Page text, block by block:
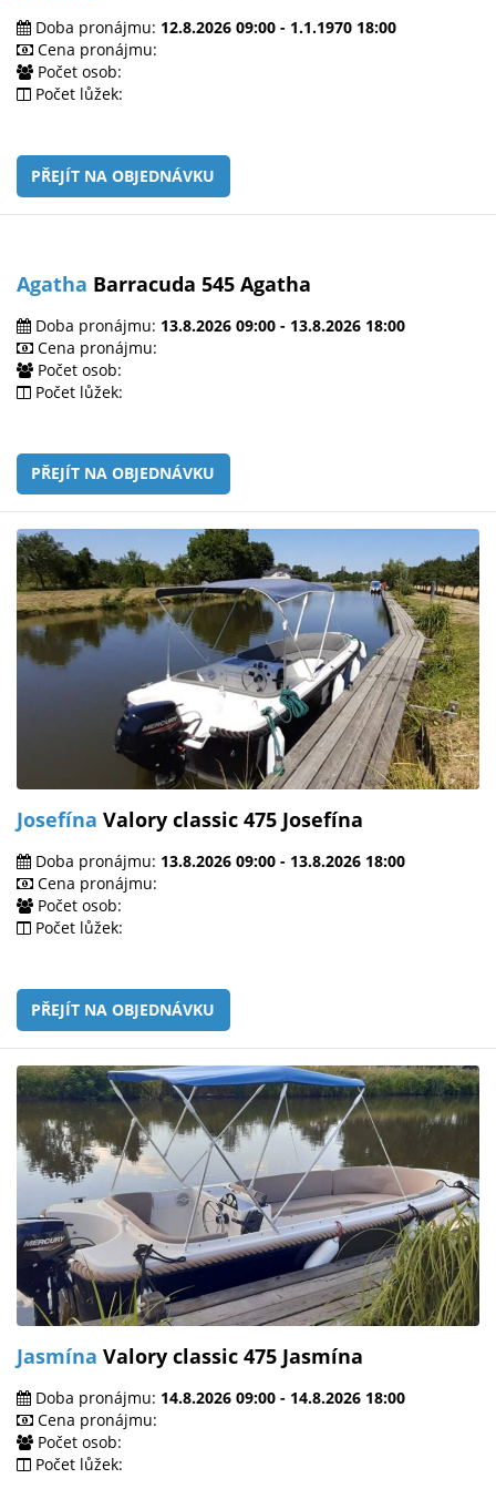
Doba pronájmu: 12.8.2026 09:00 - 1.1.1970 18:00
Cena pronájmu:
Počet osob:
Počet lůžek:
PŘEJÍT NA OBJEDNÁVKU
Agatha Barracuda 545 Agatha
Doba pronájmu: 13.8.2026 09:00 - 13.8.2026 18:00
Cena pronájmu:
Počet osob:
Počet lůžek:
PŘEJÍT NA OBJEDNÁVKU
Josefína Valory classic 475 Josefína
Doba pronájmu: 13.8.2026 09:00 - 13.8.2026 18:00
Cena pronájmu:
Počet osob:
Počet lůžek:
PŘEJÍT NA OBJEDNÁVKU
Jasmína Valory classic 475 Jasmína
Doba pronájmu: 14.8.2026 09:00 - 14.8.2026 18:00
Cena pronájmu:
Počet osob:
Počet lůžek: